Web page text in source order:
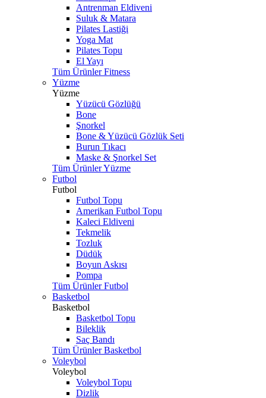
Antrenman Eldiveni
Suluk & Matara
Pilates Lastiği
Yoga Mat
Pilates Topu
El Yayı
Tüm Ürünler Fitness
Yüzme
Yüzme
Yüzücü Gözlüğü
Bone
Şnorkel
Bone & Yüzücü Gözlük Seti
Burun Tıkacı
Maske & Şnorkel Set
Tüm Ürünler Yüzme
Futbol
Futbol
Futbol Topu
Amerikan Futbol Topu
Kaleci Eldiveni
Tekmelik
Tozluk
Düdük
Boyun Askısı
Pompa
Tüm Ürünler Futbol
Basketbol
Basketbol
Basketbol Topu
Bileklik
Saç Bandı
Tüm Ürünler Basketbol
Voleybol
Voleybol
Voleybol Topu
Dizlik